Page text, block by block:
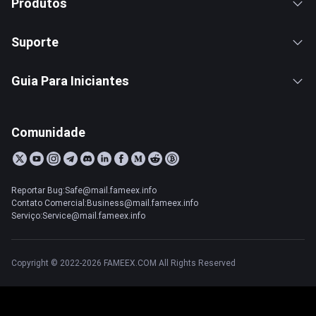
Produtos
Suporte
Guia Para Iniciantes
Comunidade
Reportar Bug:Safe@mail.fameex.info
Contato Comercial:Business@mail.fameex.info
Serviço:Service@mail.fameex.info
Copyright © 2022-2026 FAMEEX.COM All Rights Reserved